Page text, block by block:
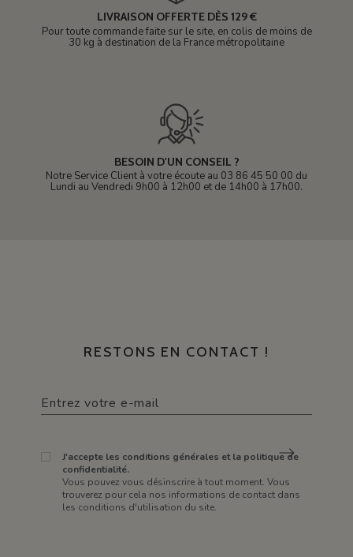
LIVRAISON OFFERTE DÈS 129 €
Pour toute commande faite sur le site, en colis de moins de
30 kg à destination de la France métropolitaine
BESOIN D'UN CONSEIL ?
Notre Service Client à votre écoute au 03 86 45 50 00 du
Lundi au Vendredi 9h00 à 12h00 et de 14h00 à 17h00.
RESTONS EN CONTACT !
J'accepte les conditions générales et la politique de
confidentialité.
Vous pouvez vous désinscrire à tout moment. Vous
trouverez pour cela nos informations de contact dans
les conditions d'utilisation du site.